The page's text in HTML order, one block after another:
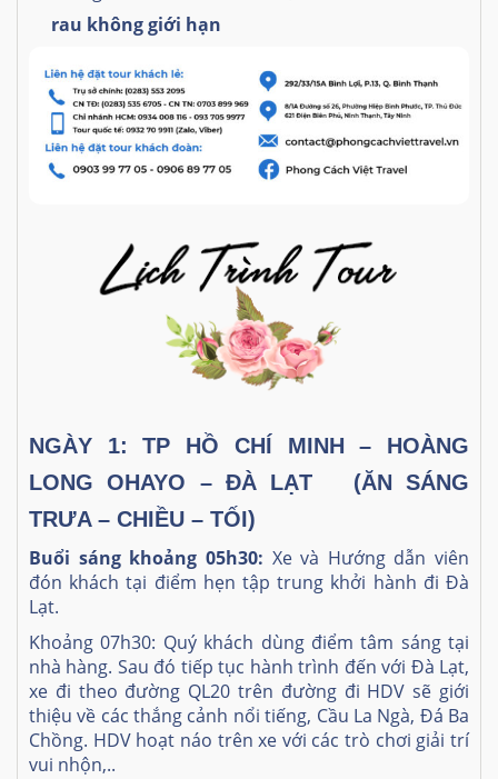
rau không giới hạn
NGÀY 1: TP HỒ CHÍ MINH – HOÀNG
LONG OHAYO – ĐÀ LẠT (ĂN SÁNG
TRƯA – CHIỀU – TỐI)
Buổi sáng khoảng 05h30: Xe và Hướng dẫn viên
đón khách tại điểm hẹn tập trung khởi hành đi Đà
Lạt.
Khoảng 07h30: Quý khách dùng điểm tâm sáng tại
nhà hàng. Sau đó tiếp tục hành trình đến với Đà Lạt,
xe đi theo đường QL20 trên đường đi HDV sẽ giới
thiệu về các thắng cảnh nổi tiếng, Cầu La Ngà, Đá Ba
Chồng. HDV hoạt náo trên xe với các trò chơi giải trí
vui nhộn,..